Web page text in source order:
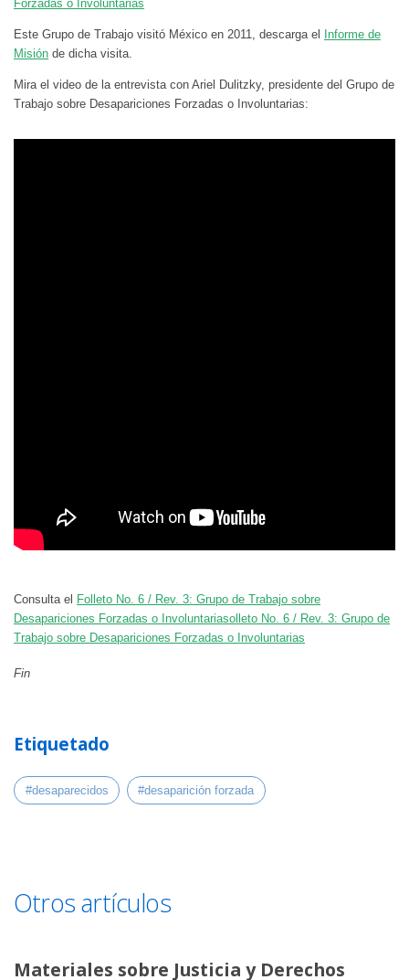
Forzadas o Involuntarias
Este Grupo de Trabajo visitó México en 2011, descarga el
Informe de
Misión de dicha visita.
Mira el video de la entrevista con Ariel Dulitzky, presidente del Grupo de
Trabajo sobre Desapariciones Forzadas o Involuntarias:
Consulta el Folleto No. 6 / Rev. 3: Grupo de Trabajo sobre
Desapariciones Forzadas o Involuntariasolleto No. 6 / Rev. 3: Grupo de
Trabajo sobre Desapariciones Forzadas o Involuntarias
Fin
Etiquetado
#desaparecidos #desaparición forzada
Otros artículos
Materiales sobre Justicia y Derechos